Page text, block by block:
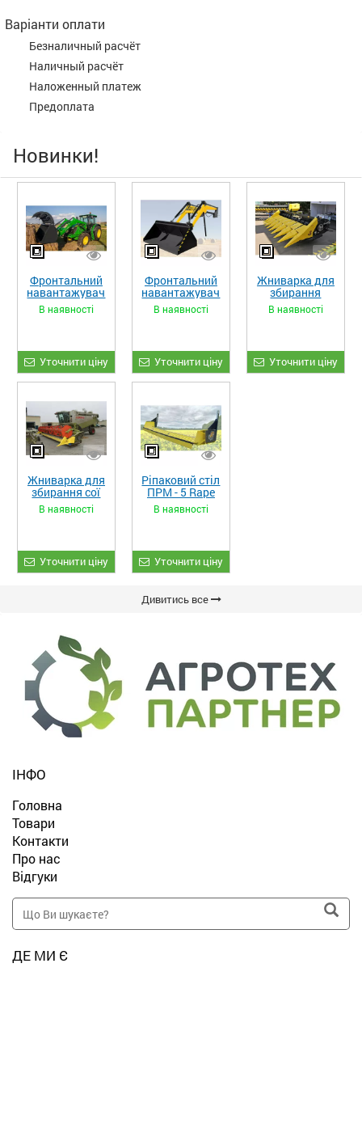
Варіанти оплати
Безналичный расчёт
Наличный расчёт
Наложенный платеж
Предоплата
Новинки!
Фронтальний
навантажувач
«STRONG XL»
В наявності
Уточнити ціну
Фронтальний
навантажувач
«STRONG»
В наявності
Уточнити ціну
Жниварка для
збирання
кукурудзи
ЖКИ-870
В наявності
Уточнити ціну
Жниварка для
збирання сої
та гороху
«ETTARO»
В наявності
Уточнити ціну
Ріпаковий стіл
ПРМ - 5 Rape
Fiore
В наявності
Уточнити ціну
Дивитись все
ІНФО
Головна
Товари
Контакти
Про нас
Відгуки
ДЕ МИ Є